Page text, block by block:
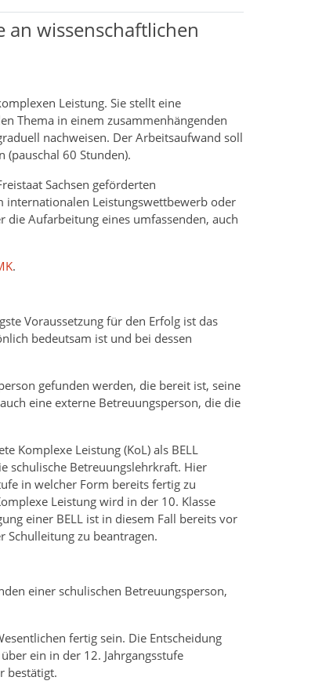
an wissenschaftlichen
Leistung. Sie stellt eine
Thema in einem zusammenhängenden
nachweisen. Der Arbeitsaufwand soll
(pauschal 60 Stunden).
Sachsen geförderten
internationalen Leistungswettbewerb oder
Aufarbeitung eines umfassenden, auch
.
Voraussetzung für den Erfolg ist das
bedeutsam ist und bei dessen
gefunden werden, die bereit ist, seine
eine externe Betreuungsperson, die die
Komplexe Leistung (KoL) als BELL
schulische Betreuungslehrkraft. Hier
in welcher Form bereits fertig zu
Leistung wird in der 10. Klasse
einer BELL ist in diesem Fall bereits vor
zu beantragen.
einer schulischen Betreuungsperson,
fertig sein. Die Entscheidung
ein in der 12. Jahrgangsstufe
bestätigt.